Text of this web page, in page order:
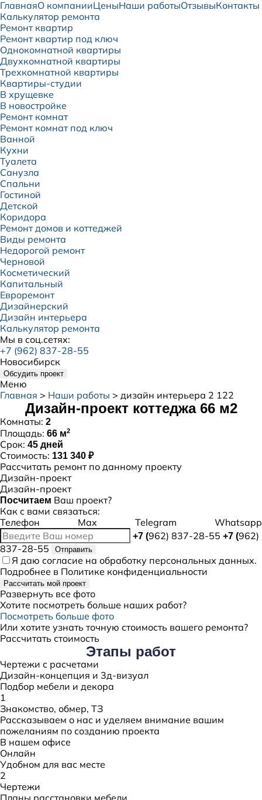
ГлавнаяО компанииЦеныНаши работыОтзывыКонтакты
Калькулятор ремонта
Ремонт квартир
Ремонт квартир под ключ
Однокомнатной квартиры
Двухкомнатной квартиры
Трехкомнатной квартиры
Квартиры-студии
В хрущевке
В новостройке
Ремонт комнат
Ремонт комнат под ключ
Ванной
Кухни
Туалета
Санузла
Спальни
Гостиной
Детской
Коридора
Ремонт домов и коттеджей
Виды ремонта
Недорогой ремонт
Черновой
Косметический
Капитальный
Евроремонт
Дизайнерский
Дизайн интерьера
Калькулятор ремонта
Мы в соц.сетях:
+7 (962) 837-28-55
Новосибирск
Обсудить проект
Меню
Главная > Наши работы > дизайн интерьера 2 122
Дизайн-проект коттеджа 66 м2
Комнаты: 2
Площадь: 66 м2
Срок: 45 дней
Стоимость: 131 340 ₽
Рассчитать ремонт по данному проекту
Дизайн-проект
Дизайн-проект
Посчитаем Ваш проект?
Как с вами связаться:
Телефон
Max Telegram Whatsapp
+7 (962) 837-28-55 +7 (962)
837-28-55
Отправить
Я даю согласие на обработку персональных данных.
Подробнее в Политике конфиденциальности
Рассчитать мой проект
Развернуть все фото
Хотите посмотреть больше наших работ?
Посмотреть больше фото
Или хотите узнать точную стоимость вашего ремонта?
Рассчитать стоимость
Этапы работ
Чертежи с расчетами
Дизайн-концепция и 3д-визуал
Подбор мебели и декора
1
Знакомство, обмер, ТЗ
Рассказываем о нас и уделяем внимание вашим
пожеланиям по созданию проекта
В нашем офисе
Онлайн
Удобном для вас месте
2
Чертежи